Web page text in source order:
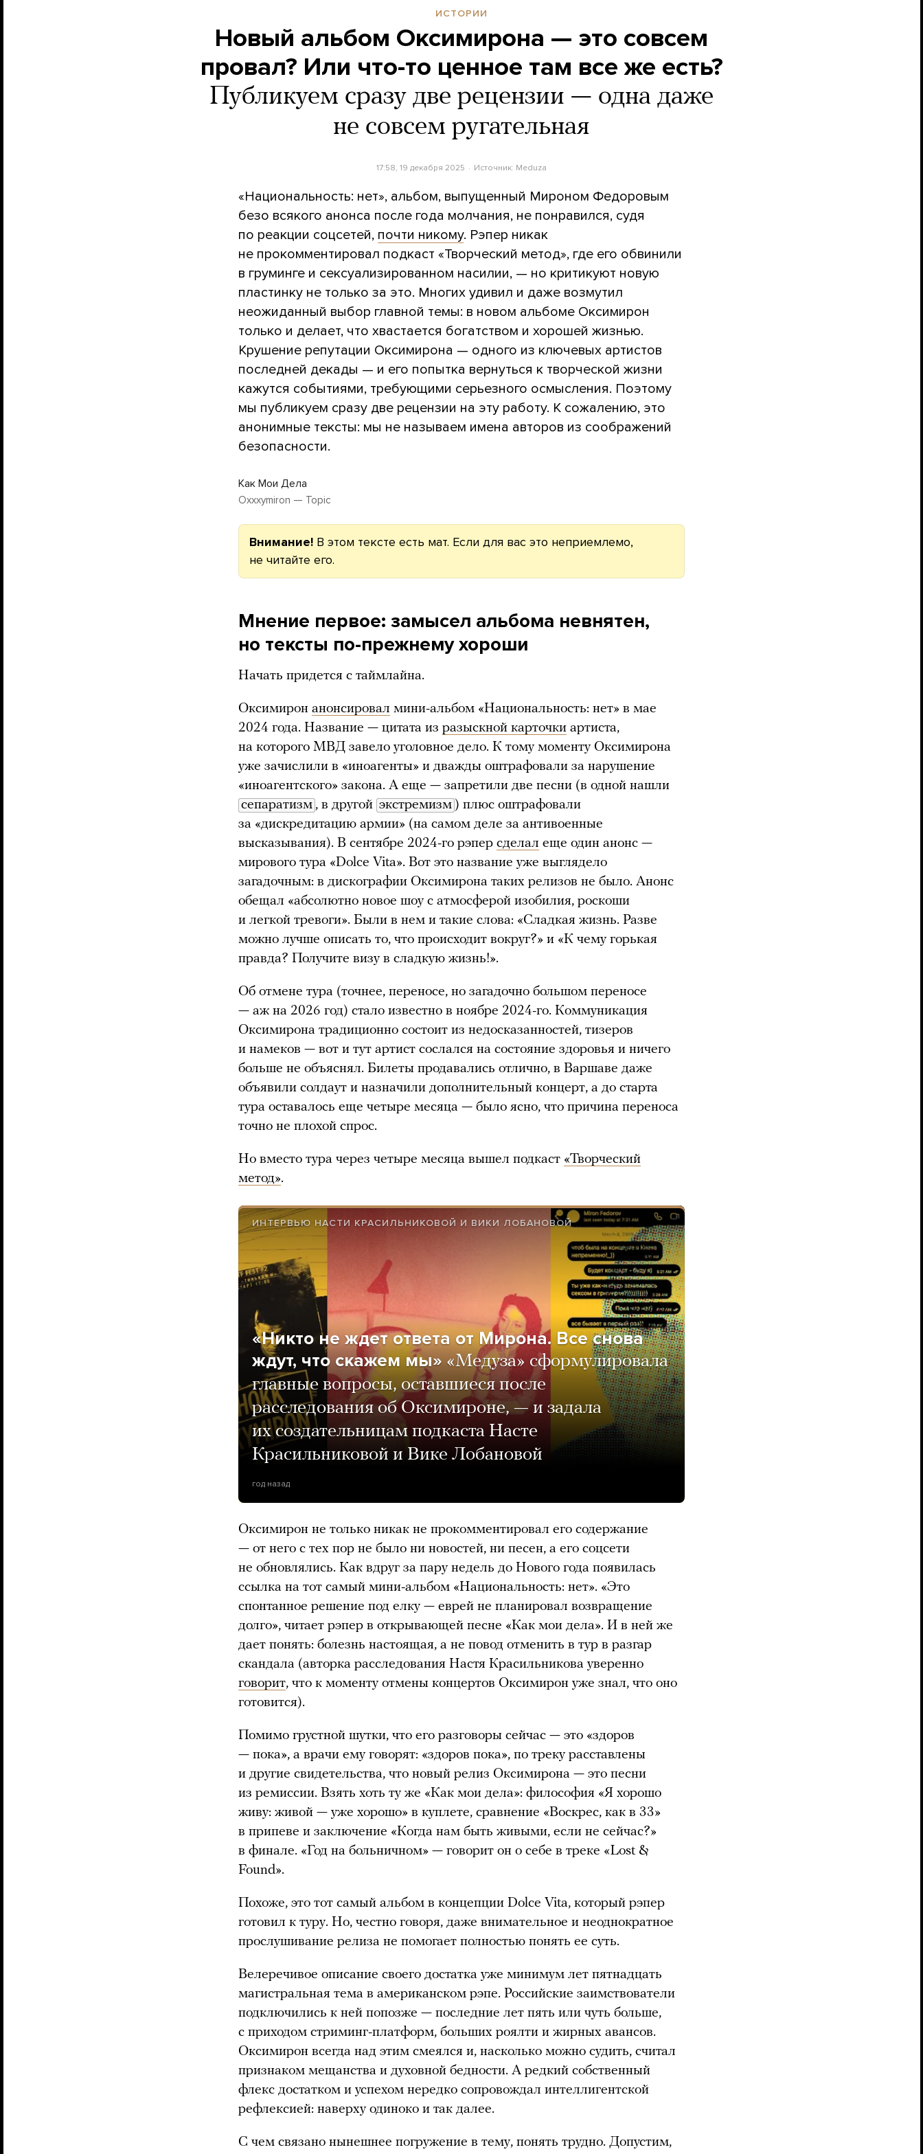
ИСТОРИИ
Новый альбом Оксимирона — это совсем
провал? Или что-то ценное там все же есть?
Публикуем сразу две рецензии — одна даже
не совсем ругательная
17:58, 19 декабря 2025 Источник: Meduza
«Национальность: нет», альбом, выпущенный Мироном Федоровым
безо всякого анонса после года молчания, не понравился, судя
по реакции соцсетей, почти никому. Рэпер никак
не прокомментировал подкаст «Творческий метод», где его обвинили
в груминге и сексуализированном насилии, — но критикуют новую
пластинку не только за это. Многих удивил и даже возмутил
неожиданный выбор главной темы: в новом альбоме Оксимирон
только и делает, что хвастается богатством и хорошей жизнью.
Крушение репутации Оксимирона — одного из ключевых артистов
последней декады — и его попытка вернуться к творческой жизни
кажутся событиями, требующими серьезного осмысления. Поэтому
мы публикуем сразу две рецензии на эту работу. К сожалению, это
анонимные тексты: мы не называем имена авторов из соображений
безопасности.
Как Мои Дела
Oxxxymiron — Topic
Внимание! В этом тексте есть мат. Если для вас это неприемлемо,
не читайте его.
Мнение первое: замысел альбома невнятен,
но тексты по-прежнему хороши
Начать придется с таймлайна.
Оксимирон анонсировал мини-альбом «Национальность: нет» в мае
2024 года. Название — цитата из разыскной карточки артиста,
на которого МВД завело уголовное дело. К тому моменту Оксимирона
уже зачислили в «иноагенты» и дважды оштрафовали за нарушение
«иноагентского» закона. А еще — запретили две песни (в одной нашли
сепаратизм , в другой экстремизм ) плюс оштрафовали
за «дискредитацию армии» (на самом деле за антивоенные
высказывания). В сентябре 2024-го рэпер сделал еще один анонс —
мирового тура «Dolce Vita». Вот это название уже выглядело
загадочным: в дискографии Оксимирона таких релизов не было. Анонс
обещал «абсолютно новое шоу с атмосферой изобилия, роскоши
и легкой тревоги». Были в нем и такие слова: «Сладкая жизнь. Разве
можно лучше описать то, что происходит вокруг?» и «К чему горькая
правда? Получите визу в сладкую жизнь!».
Об отмене тура (точнее, переносе, но загадочно большом переносе
— аж на 2026 год) стало известно в ноябре 2024-го. Коммуникация
Оксимирона традиционно состоит из недосказанностей, тизеров
и намеков — вот и тут артист сослался на состояние здоровья и ничего
больше не объяснял. Билеты продавались отлично, в Варшаве даже
объявили солдаут и назначили дополнительный концерт, а до старта
тура оставалось еще четыре месяца — было ясно, что причина переноса
точно не плохой спрос.
Но вместо тура через четыре месяца вышел подкаст «Творческий
метод».
ИНТЕРВЬЮ НАСТИ КРАСИЛЬНИКОВОЙ И ВИКИ ЛОБАНОВОЙ
«Никто не ждет ответа от Мирона. Все снова
ждут, что скажем мы» «Медуза» сформулировала
главные вопросы, оставшиеся после
расследования об Оксимироне, — и задала
их создательницам подкаста Насте
Красильниковой и Вике Лобановой
год назад
Оксимирон не только никак не прокомментировал его содержание
— от него с тех пор не было ни новостей, ни песен, а его соцсети
не обновлялись. Как вдруг за пару недель до Нового года появилась
ссылка на тот самый мини-альбом «Национальность: нет». «Это
спонтанное решение под елку — еврей не планировал возвращение
долго», читает рэпер в открывающей песне «Как мои дела». И в ней же
дает понять: болезнь настоящая, а не повод отменить в тур в разгар
скандала (авторка расследования Настя Красильникова уверенно
говорит, что к моменту отмены концертов Оксимирон уже знал, что оно
готовится).
Помимо грустной шутки, что его разговоры сейчас — это «здоров
— пока», а врачи ему говорят: «здоров пока», по треку расставлены
и другие свидетельства, что новый релиз Оксимирона — это песни
из ремиссии. Взять хоть ту же «Как мои дела»: философия «Я хорошо
живу: живой — уже хорошо» в куплете, сравнение «Воскрес, как в 33»
в припеве и заключение «Когда нам быть живыми, если не сейчас?»
в финале. «Год на больничном» — говорит он о себе в треке «Lost &
Found».
Похоже, это тот самый альбом в концепции Dolce Vita, который рэпер
готовил к туру. Но, честно говоря, даже внимательное и неоднократное
прослушивание релиза не помогает полностью понять ее суть.
Велеречивое описание своего достатка уже минимум лет пятнадцать
магистральная тема в американском рэпе. Российские заимствователи
подключились к ней попозже — последние лет пять или чуть больше,
с приходом стриминг-платформ, больших роялти и жирных авансов.
Оксимирон всегда над этим смеялся и, насколько можно судить, считал
признаком мещанства и духовной бедности. А редкий собственный
флекс достатком и успехом нередко сопровождал интеллигентской
рефлексией: наверху одиноко и так далее.
С чем связано нынешнее погружение в тему, понять трудно. Допустим,